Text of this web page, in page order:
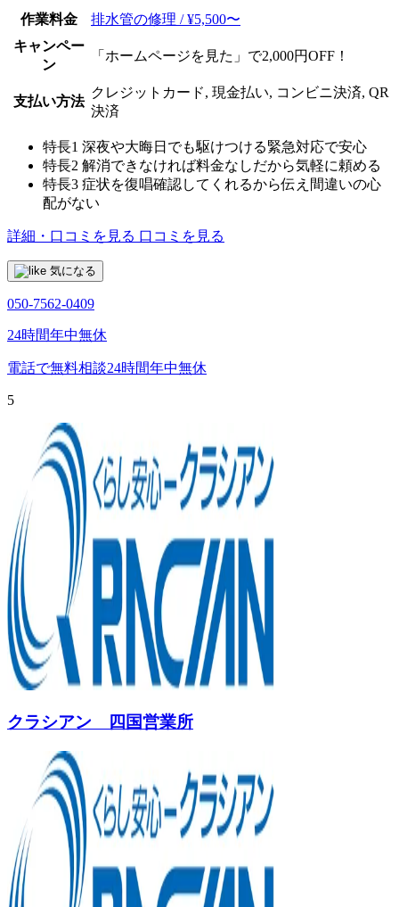
作業料金
排水管の修理 / ¥5,500〜
キャンペー
ン
「ホームページを見た」で2,000円OFF！
支払い方法
クレジットカード, 現金払い, コンビニ決済, QR
決済
特長1 深夜や大晦日でも駆けつける緊急対応で安心
特長2 解消できなければ料金なしだから気軽に頼める
特長3 症状を復唱確認してくれるから伝え間違いの心
配がない
詳細・口コミを見る 口コミを見る
気になる
050-7562-0409
24時間年中無休
電話で無料相談24時間年中無休
5
クラシアン 四国営業所